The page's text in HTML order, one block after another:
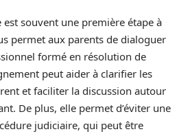
souvent une première étape à
permet aux parents de dialoguer
formé en résolution de
peut aider à clarifier les
et faciliter la discussion autour
De plus, elle permet d’éviter une
judiciaire, qui peut être